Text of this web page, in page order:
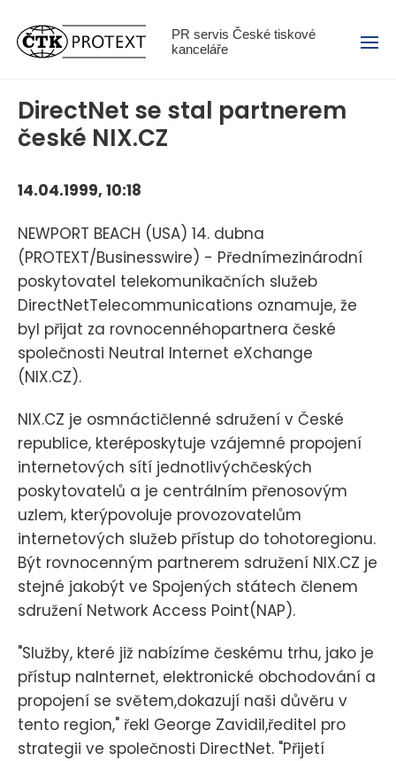
PR servis České tiskové
kanceláře
Menu
DirectNet se stal partnerem
české NIX.CZ
14.04.1999, 10:18
NEWPORT BEACH (USA) 14. dubna
(PROTEXT/Businesswire) - Přednímezinárodní
poskytovatel telekomunikačních služeb
DirectNetTelecommunications oznamuje, že
byl přijat za rovnocennéhopartnera české
společnosti Neutral Internet eXchange
(NIX.CZ).
NIX.CZ je osmnáctičlenné sdružení v České
republice, kteréposkytuje vzájemné propojení
internetových sítí jednotlivýchčeských
poskytovatelů a je centrálním přenosovým
uzlem, kterýpovoluje provozovatelům
internetových služeb přístup do tohotoregionu.
Být rovnocenným partnerem sdružení NIX.CZ je
stejné jakobýt ve Spojených státech členem
sdružení Network Access Point(NAP).
"Služby, které již nabízíme českému trhu, jako je
přístup naInternet, elektronické obchodování a
propojení se světem,dokazují naši důvěru v
tento region," řekl George Zavidil,ředitel pro
strategii ve společnosti DirectNet. "Přijetí